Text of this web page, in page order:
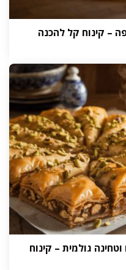
– קינוח קל להכנה
גולמית – קינוח